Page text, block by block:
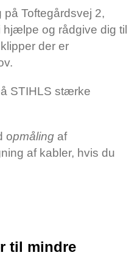
på Toftegårdsvej 2,
hjælpe og rådgive dig til
der er
STIHLS stærke
opmåling af
af kabler, hvis du
til mindre